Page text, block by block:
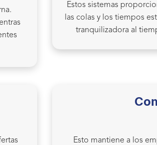
Estos sistemas
las colas y los tiempos
tranquilizadora al
Esto mantiene a los